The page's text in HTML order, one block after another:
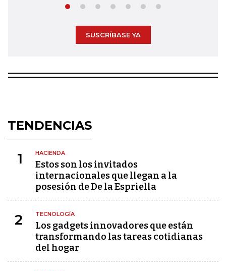
SUSCRÍBASE YA
TENDENCIAS
1 HACIENDA
Estos son los invitados
internacionales que llegan a la
posesión de De la Espriella
2 TECNOLOGÍA
Los gadgets innovadores que están
transformando las tareas cotidianas
del hogar